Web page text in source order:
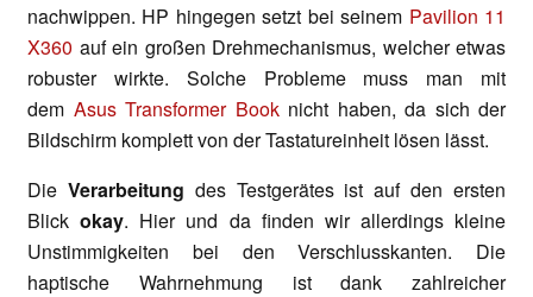
nachwippen. HP hingegen setzt bei seinem Pavilion 11
X360 auf ein großen Drehmechanismus, welcher etwas
robuster wirkte. Solche Probleme muss man mit
dem Asus Transformer Booknicht haben, da sich der
Bildschirm komplett von der Tastatureinheit lösen lässt.
Die Verarbeitung des Testgerätes ist auf den ersten
Blickokay. Hier und da finden wir allerdings kleine
Unstimmigkeiten bei den Verschlusskanten. Die
haptische Wahrnehmung ist dank zahlreicher